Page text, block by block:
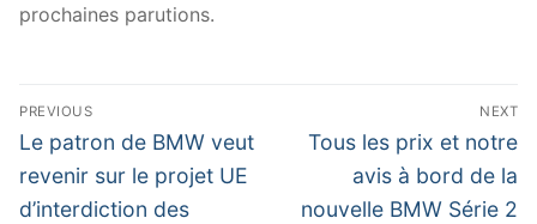
prochaines parutions.
Navigation
de
l’article
PREVIOUS
Previous
post:
Le patron de BMW veut
revenir sur le projet UE
d’interdiction des
NEXT
Next
Tous les prix et notre
avis à bord de la
nouvelle BMW Série 2